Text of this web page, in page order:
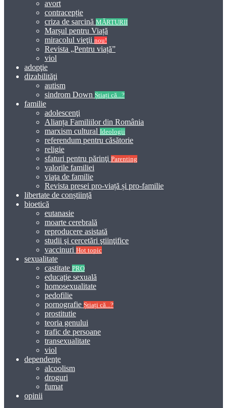
avort
contracepție
criza de sarcină MĂRTURII
Marșul pentru Viață
miracolul vieţii nou!
Revista „Pentru viață”
viol
adopţie
dizabilităţi
autism
sindrom Down Știați că...?
familie
adolescenţi
Alianța Familiilor din România
marxism cultural Ideologii
referendum pentru căsătorie
religie
sfaturi pentru părinţi Parenting
valorile familiei
viaţa de familie
Revista presei pro-viață și pro-familie
libertate de conștiință
bioetică
eutanasie
moarte cerebrală
reproducere asistată
studii şi cercetări ştiinţifice
vaccinuri Hot topic
sexualitate
castitate PRO
educaţie sexuală
homosexualitate
pedofilie
pornografie Știați că...?
prostitutie
teoria genului
trafic de persoane
transexualitate
viol
dependenţe
alcoolism
droguri
fumat
opinii